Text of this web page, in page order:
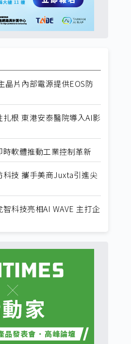
晶片內部電源提供EOS防
根 東港安泰醫院導入AI影
軟體推動工業控制革新
科技 攜手美商Juxta引進尖
科技亮相AI WAVE 主打企